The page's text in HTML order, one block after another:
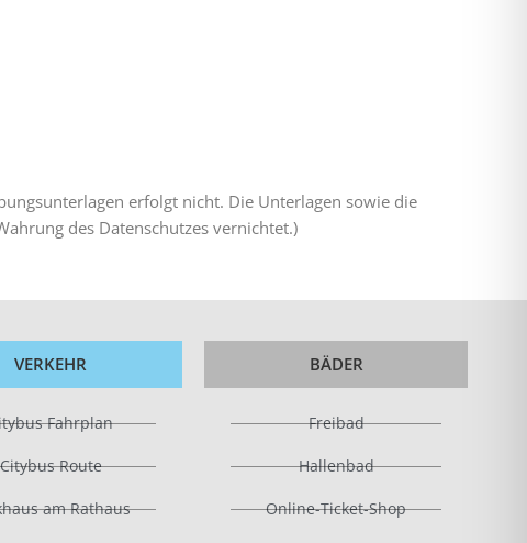
erfolgt nicht. Die Unterlagen sowie die
des Datenschutzes vernichtet.)
VERKEHR
Fahrplan
Citybus Route
am Rathaus
BÄDER
Freibad
Hallenbad
Online-Ticket-Shop